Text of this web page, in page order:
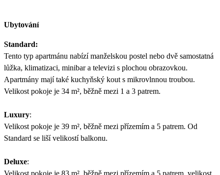
Ubytování
Standard:
Tento typ apartmánu nabízí manželskou postel nebo dvě samostatná
lůžka, klimatizaci, minibar a televizi s plochou obrazovkou.
Apartmány mají také kuchyňský kout s mikrovlnnou troubou.
Velikost pokoje je 34 m², běžně mezi 1 a 3 patrem.
Luxury:
Velikost pokoje je 39 m², běžně mezi přízemím a 5 patrem. Od
Standard se liší velikostí balkonu.
Deluxe:
Velikost pokoje je 83 m², běžně mezi přízemím a 5 patrem, velikost